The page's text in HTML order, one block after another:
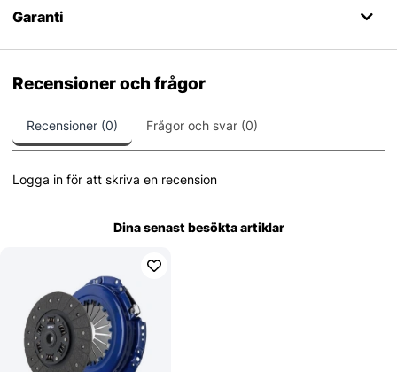
Garanti
Recensioner och frågor
Recensioner (0) Frågor och svar (0)
Logga in för att skriva en recension
Dina senast besökta artiklar